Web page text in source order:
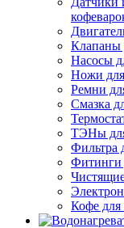
Клапаны
Насосы
Ножи
Ремни
Смазка
ТЭНы
Фильтра
Фитинги
Кофе